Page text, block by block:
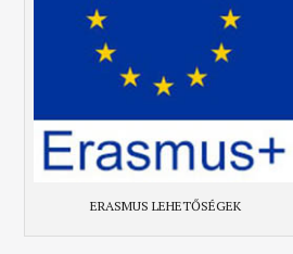
ERASMUS LEHETŐSÉGEK